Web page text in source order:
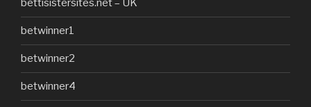
bettisistersites.net – UK
betwinner1
betwinner2
betwinner4